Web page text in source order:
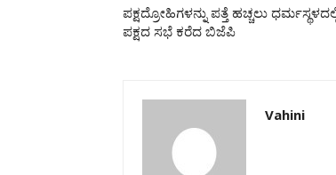
ಪಕ್ಷದ್ರೋಹಿಗಳನ್ನು ಪತ್ತೆ ಹಚ್ಚಲು
ಪಕ್ಷದ ಸಭೆ ಕರೆದ ಬಿಜೆಪಿ
Vahini